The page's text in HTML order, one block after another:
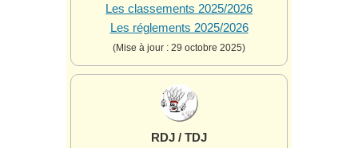
Les classements 2025/2026
Les réglements 2025/2026
(Mise à jour : 29 octobre 2025)
RDJ / TDJ